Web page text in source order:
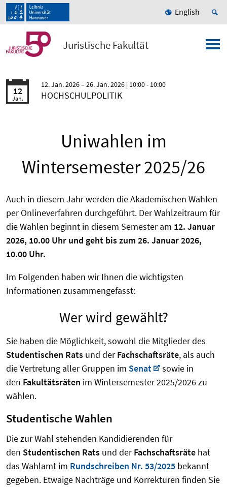
English
Juristische Fakultät
12
Jan.
12. Jan. 2026 26. Jan. 2026 | 10:00 - 10:00
HOCHSCHULPOLITIK
Uniwahlen im
Wintersemester 2025/26
Auch in diesem Jahr werden die Akademischen Wahlen
per Onlineverfahren durchgeführt. Der Wahlzeitraum für
die Wahlen beginnt in diesem Semester am 12. Januar
2026, 10.00 Uhr und geht bis zum 26. Januar 2026,
10.00 Uhr.
Im Folgenden haben wir Ihnen die wichtigsten
Informationen zusammengefasst:
Wer wird gewählt?
Sie haben die Möglichkeit, sowohl die Mitglieder des
Studentischen Rats und derFachschaftsräte, als auch
die Vertretung aller Gruppen im Senat sowie in
den Fakultätsräten im Wintersemester 2025/2026 zu
wählen.
Studentische Wahlen
Die zur Wahl stehenden Kandidierenden für
den Studentischen Rats und derFachschaftsräte hat
das Wahlamt im Rundschreiben Nr. 53/2025 bekannt
gegeben. Etwaige Nachträge und Korrekturen finden Sie